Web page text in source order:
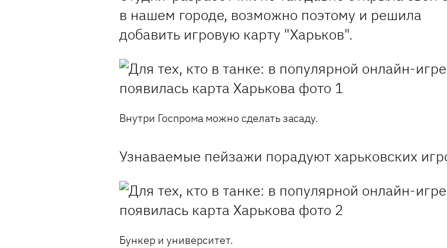
в нашем городе, возможно поэтому и решила
добавить игровую карту "Харьков".
Внутри Госпрома можно сделать засаду.
Узнаваемые пейзажи порадуют харьковских
Бункер и университет.